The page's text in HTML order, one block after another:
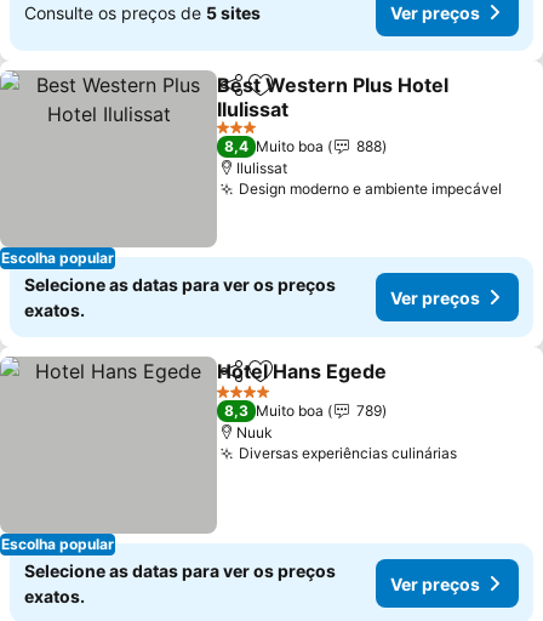
Consulte os preços de 5 sites Ver preços
Escolha popular
PartilharAdicionar aos favoritos
Best Western Plus Hotel
Ilulissat
Ver preços
3 Estrelas
8,4 Muito boa
888
Ilulissat
Design moderno e ambiente impecável
Selecione as datas para ver os preços
exatos.
Ver preços
Escolha popular
PartilharAdicionar aos favoritos
Hotel Hans Egede
4 Estrelas
8,3 Muito boa
789
Nuuk
Diversas experiências culináriasVer
Selecione as datas para ver os preços
exatos.
Ver preços